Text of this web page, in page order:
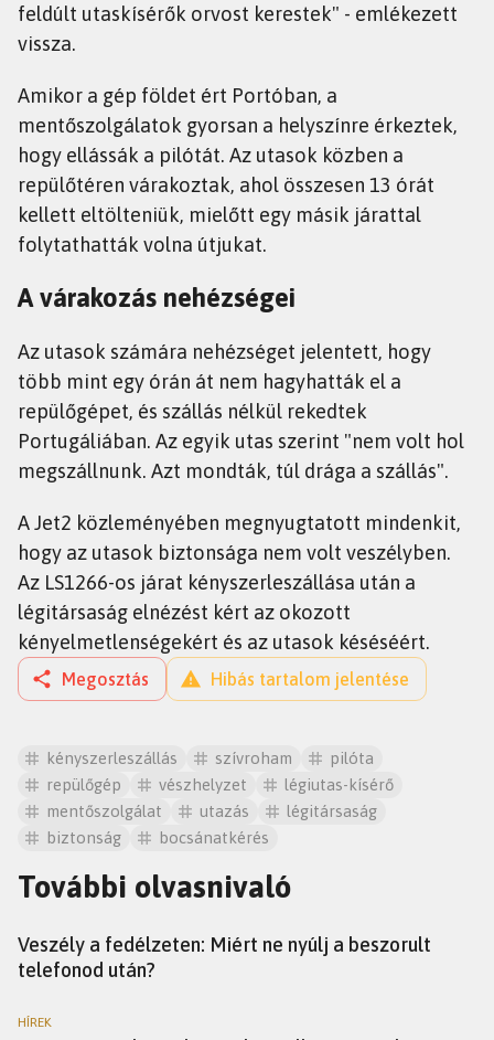
feldúlt utaskísérők orvost kerestek" - emlékezett
vissza.
Amikor a gép földet ért Portóban, a
mentőszolgálatok gyorsan a helyszínre érkeztek,
hogy ellássák a pilótát. Az utasok közben a
repülőtéren várakoztak, ahol összesen 13 órát
kellett eltölteniük, mielőtt egy másik járattal
folytathatták volna útjukat.
A várakozás nehézségei
Az utasok számára nehézséget jelentett, hogy
több mint egy órán át nem hagyhatták el a
repülőgépet, és szállás nélkül rekedtek
Portugáliában. Az egyik utas szerint "nem volt hol
megszállnunk. Azt mondták, túl drága a szállás".
A Jet2 közleményében megnyugtatott mindenkit,
hogy az utasok biztonsága nem volt veszélyben.
Az LS1266-os járat kényszerleszállása után a
légitársaság elnézést kért az okozott
kényelmetlenségekért és az utasok késéséért.
Megosztás Hibás tartalom jelentése
kényszerleszállás szívroham
pilóta
repülőgép
vészhelyzet
légiutas-kísérő
mentőszolgálat
utazás
légitársaság
biztonság
bocsánatkérés
További olvasnivaló
Veszély a fedélzeten: Miért ne nyúlj a beszorult
telefonod után?
HÍREK